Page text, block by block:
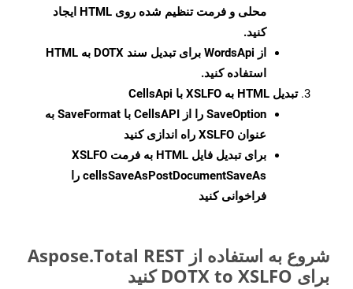
محلی و فرمت تنظیم شده روی HTML ایجاد
کنید.
از WordsApi برای تبدیل سند DOTX به HTML
استفاده کنید.
تبدیل HTML به XSLFO با CellsApi
SaveOption
را از CellsAPI با SaveFormat به
عنوان XSLFO راه اندازی کنید
برای تبدیل فایل HTML به فرمت
XSLFO
cellsSaveAsPostDocumentSaveAs را
فراخوانی کنید
شروع به استفاده از Aspose.Total REST
برای DOTX to XSLFO کنید